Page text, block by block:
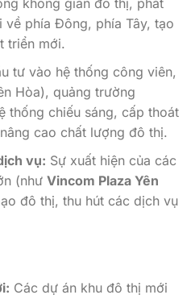
không gian đô thị, phát
phía Đông, phía Tây, tạo
triển mới.
tư vào hệ thống công viên,
Hòa), quảng trường
thống chiếu sáng, cấp thoát
cao chất lượng đô thị.
vụ: Sự xuất hiện của các
(như Vincom Plaza Yên
đô thị, thu hút các dịch vụ
Các dự án khu đô thị mới